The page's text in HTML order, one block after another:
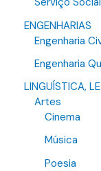
ENGENHARIAS
Engenharia
Engenharia
LINGUÍSTICA,
Artes
Cinema
Música
Poesia